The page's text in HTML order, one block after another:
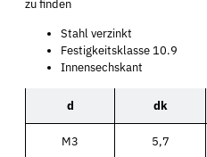
zu finden
Stahl verzinkt
Festigkeitsklasse 10.9
Innensechskant
d dk
M3 5,7